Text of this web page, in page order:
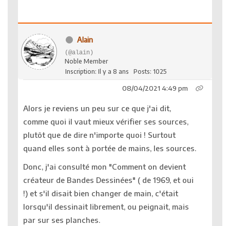
Alain
(@alain)
Noble Member
Inscription: Il y a 8 ans
Posts: 1025
08/04/2021 4:49 pm
Alors je reviens un peu sur ce que j'ai dit,
comme quoi il vaut mieux vérifier ses sources,
plutôt que de dire n'importe quoi ! Surtout
quand elles sont à portée de mains, les sources.
Donc, j'ai consulté mon "Comment on devient
créateur de Bandes Dessinées" ( de 1969, et oui
!) et s'il disait bien changer de main, c'était
lorsqu'il dessinait librement, ou peignait, mais
par sur ses planches.